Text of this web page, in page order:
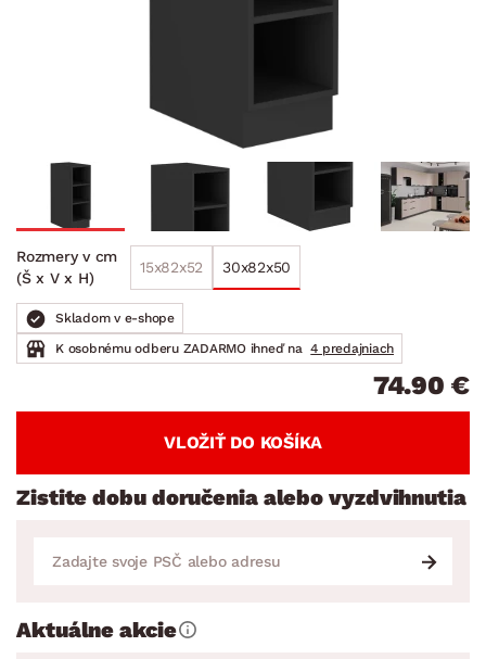
Rozmery v cm
(Š x V x H)
15x82x52 30x82x50
Skladom v e-shope
K osobnému odberu ZADARMO ihneď na 4 predajniach
74.90 €
VLOŽIŤ DO KOŠÍKA
Zistite dobu doručenia alebo vyzdvihnutia
Aktuálne akcie